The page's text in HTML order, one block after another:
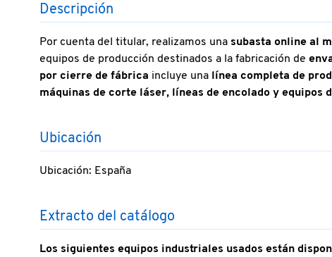
Descripción
Por cuenta del titular, realizamos una subasta online al
equipos de producción destinados a la fabricación de
por cierre de fábrica incluye una línea completa de
máquinas de corte láser, líneas de encolado y equipos
Ubicación
Ubicación: España
Extracto del catálogo
Los siguientes equipos industriales usados están